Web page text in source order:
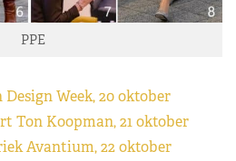
PPE
Design Week, 20 oktober
Ton Koopman, 21 oktober
Avantium, 22 oktober